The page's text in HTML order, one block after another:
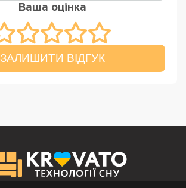
Ваша оцінка
ЗАЛИШИТИ ВІДГУК